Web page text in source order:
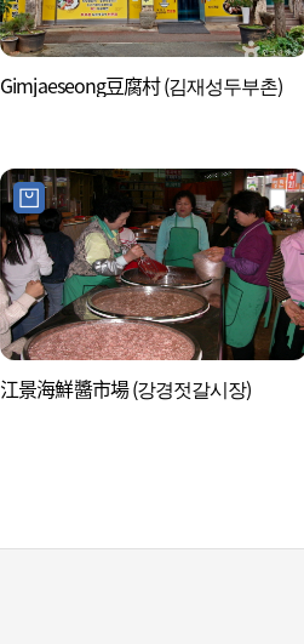
Gimjaeseong豆腐村 (김재성두부촌)
江景海鮮醬市場 (강경젓갈시장)